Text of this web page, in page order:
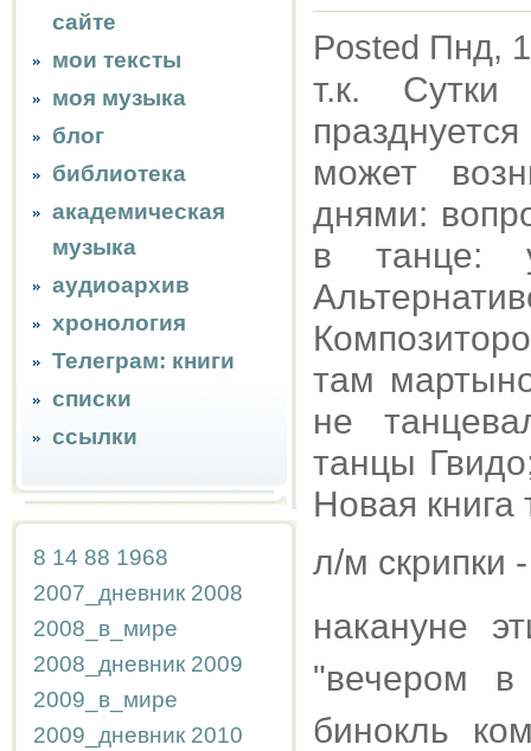
сайте
мои тексты
моя музыка
блог
библиотека
академическая
музыка
аудиоархив
хронология
Телеграм: книги
списки
ссылки
8 14 88 1968
2007_дневник 2008
2008_в_мире
2008_дневник 2009
2009_в_мире
2009_дневник 2010
Posted Пнд,
т.к.
может
днями:
в танце:
там
не
танцы
Новая книга
л/м скрипки
накануне
"вечером
бинокль